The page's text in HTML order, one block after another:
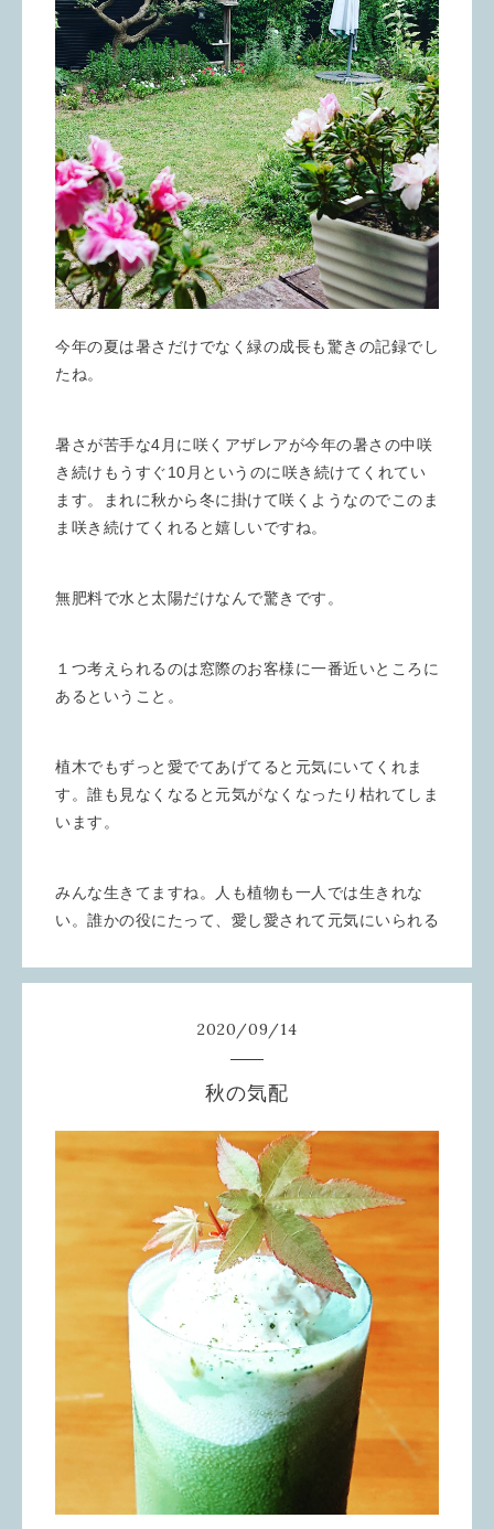
今年の夏は暑さだけでなく緑の成長も驚きの記録でし
たね。
暑さが苦手な4月に咲くアザレアが今年の暑さの中咲
き続けもうすぐ10月というのに咲き続けてくれてい
ます。まれに秋から冬に掛けて咲くようなのでこのま
ま咲き続けてくれると嬉しいですね。
無肥料で水と太陽だけなんで驚きです。
１つ考えられるのは窓際のお客様に一番近いところに
あるということ。
植木でもずっと愛でてあげてると元気にいてくれま
す。誰も見なくなると元気がなくなったり枯れてしま
います。
みんな生きてますね。人も植物も一人では生きれな
い。誰かの役にたって、愛し愛されて元気にいられる
2020/09/14
秋の気配